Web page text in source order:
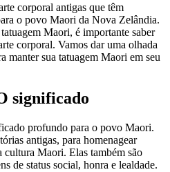
corporal antigas que têm
o povo Maori da Nova Zelândia.
Maori, é importante saber
corporal. Vamos dar uma olhada
manter sua tatuagem Maori em seu
significado
profundo para o povo Maori.
antigas, para homenagear
cultura Maori. Elas também são
de status social, honra e lealdade.